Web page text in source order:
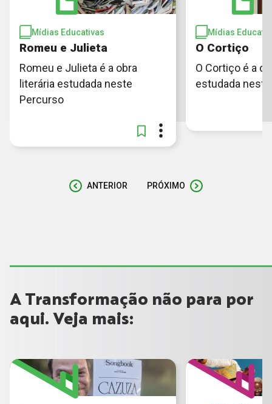
Mídias Educativas
Romeu e Julieta
Romeu e Julieta é a obra
literária estudada neste
Percurso
Mídias
O Cortiço
O Cortiço é a
estudada
ANTERIOR PRÓXIMO
A Transformação não para por
aqui. Veja mais: